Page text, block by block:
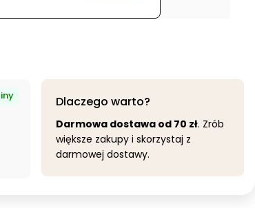
Dlaczego warto?
Darmowa dostawa od 70 zł. Zrób
większe zakupy i skorzystaj z
darmowej dostawy.